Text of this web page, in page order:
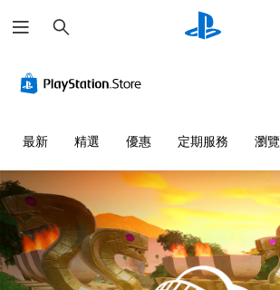
尋
最新 精選 優惠 定期服務 瀏覽